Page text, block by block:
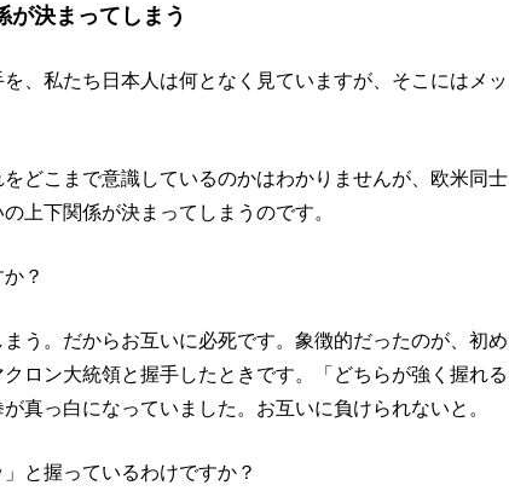
が決まってしまう
、私たち日本人は何となく見ていますが、そこにはメッ
どこまで意識しているのかはわかりませんが、欧米同士
上下関係が決まってしまうのです。
？
う。だからお互いに必死です。象徴的だったのが、初め
ロン大統領と握手したときです。「どちらが強く握れる
真っ白になっていました。お互いに負けられないと。
と握っているわけですか？